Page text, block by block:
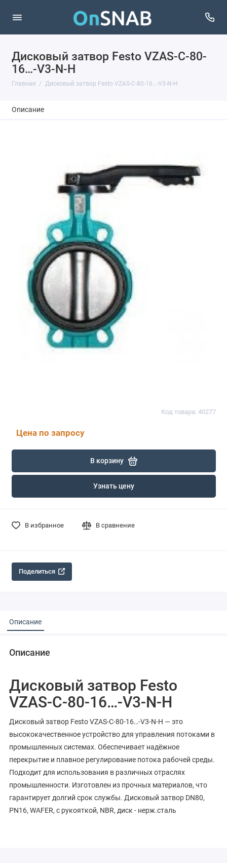
Дисковый затвор Festo VZAS-C-80-
16…-V3-N-H
Главная Дисковый затвор Festo VZAS-C-80-16…-V3-N-H
Описание
Код товара: 40277
Цена по запросу
В корзину
Узнать цену
В избранное В сравнение
Поделиться
Описание
Описание
Дисковый затвор Festo
VZAS-C-80-16…-V3-N-H
Дисковый затвор Festo VZAS-C-80-16…-V3-N-H — это
высококачественное устройство для управления потоками в
промышленных системах. Обеспечивает надёжное
перекрытие и плавное регулирование потока рабочей среды.
Подходит для использования в различных отраслях
промышленности. Изготовлен из прочных материалов, что
гарантирует долгий срок службы. Дисковый затвор DN80,
PN16, WAFER, с рукояткой, NBR, диск - нерж.сталь